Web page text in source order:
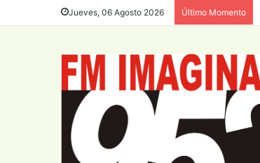
Jueves, 06 Agosto 2026 Último Momento